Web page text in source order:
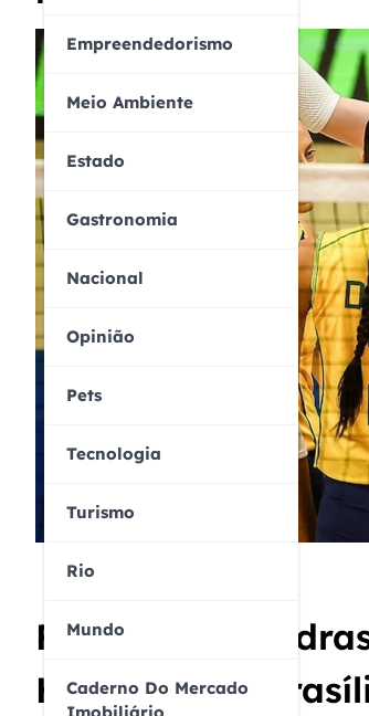
Empreendedorismo
Meio Ambiente
Estado
Gastronomia
Nacional
Opinião
Pets
Tecnologia
Turismo
Rio
Mundo
Caderno Do Mercado
Força nas
Holanda em